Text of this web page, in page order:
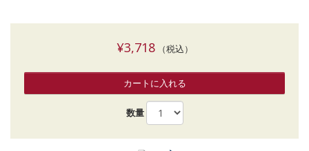
¥3,718（税込）
カートに入れる
数量